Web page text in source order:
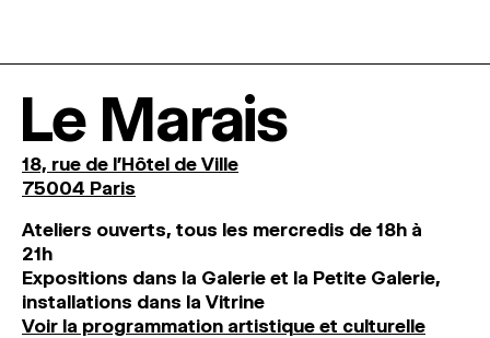
Le Marais
18, rue de l'Hôtel de Ville
75004 Paris
Ateliers ouverts, tous les mercredis de 18h à
21h
Expositions dans la Galerie et la Petite Galerie,
installations dans la Vitrine
Voir la programmation artistique et culturelle